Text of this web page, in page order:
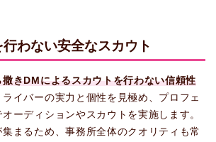
わない安全なスカウト
撒きDMによるスカウトを行わない信頼性
ライバーの実力と個性を見極め、プロフェ
ーディションやスカウトを実施します。
まるため、事務所全体のクオリティも常